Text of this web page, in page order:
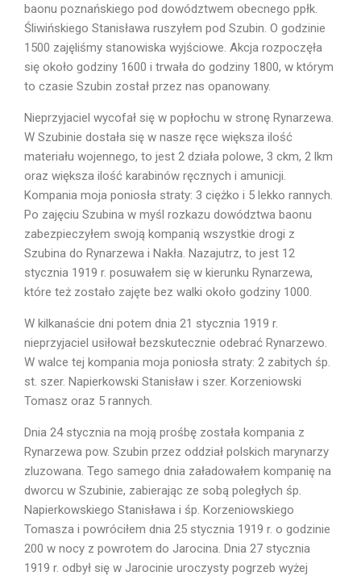
baonu poznańskiego pod dowództwem obecnego ppłk.
Śliwińskiego Stanisława ruszyłem pod Szubin. O godzinie
1500 zajęliśmy stanowiska wyjściowe. Akcja rozpoczęła
się około godziny 1600 i trwała do godziny 1800, w którym
to czasie Szubin został przez nas opanowany.
Nieprzyjaciel wycofał się w popłochu w stronę Rynarzewa.
W Szubinie dostała się w nasze ręce większa ilość
materiału wojennego, to jest 2 działa polowe, 3 ckm, 2 lkm
oraz większa ilość karabinów ręcznych i amunicji.
Kompania moja poniosła straty: 3 ciężko i 5 lekko rannych.
Po zajęciu Szubina w myśl rozkazu dowództwa baonu
zabezpieczyłem swoją kompanią wszystkie drogi z
Szubina do Rynarzewa i Nakła. Nazajutrz, to jest 12
stycznia 1919 r. posuwałem się w kierunku Rynarzewa,
które też zostało zajęte bez walki około godziny 1000.
W kilkanaście dni potem dnia 21 stycznia 1919 r.
nieprzyjaciel usiłował bezskutecznie odebrać Rynarzewo.
W walce tej kompania moja poniosła straty: 2 zabitych śp.
st. szer. Napierkowski Stanisław i szer. Korzeniowski
Tomasz oraz 5 rannych.
Dnia 24 stycznia na moją prośbę została kompania z
Rynarzewa pow. Szubin przez oddział polskich marynarzy
zluzowana. Tego samego dnia załadowałem kompanię na
dworcu w Szubinie, zabierając ze sobą poległych śp.
Napierkowskiego Stanisława i śp. Korzeniowskiego
Tomasza i powróciłem dnia 25 stycznia 1919 r. o godzinie
200 w nocy z powrotem do Jarocina. Dnia 27 stycznia
1919 r. odbył się w Jarocinie uroczysty pogrzeb wyżej